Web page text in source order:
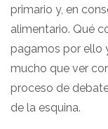
primario y, en
alimentario. Qué
pagamos por ello
mucho que ver
proceso de
de la esquina.